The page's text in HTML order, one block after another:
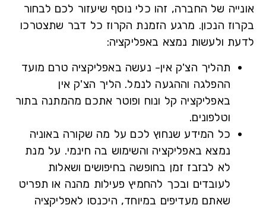
של החברה, זהו כלי נוסף שיעזור לכם לבחור
הנכון. מרגע הזמנת הקרוז כל דבר שתצטרכו
ולעשות נמצא באפליקציה:
תהליך הצ'ק אין- נעשה באפליקציה טרם מועד
ההפלגה וההגעה לנמל. הליך הצ'ק אין
באפליקציה קל ונוח ופוטר אתכם מהמתנה בתור
וטלפונים.
כל המידע שנחוץ לכם על מה שקורה באוניה
נמצא באפליקציה והשימוש בה חינמי. על מנת
לא לבזבז זמן בחופשה בחיפושים ושאלות
לעובדים ובכך להחמיץ פעילות מהנה או תפריט
שאתם מעדיפים במיוחד, היכנסו לאפליקציה